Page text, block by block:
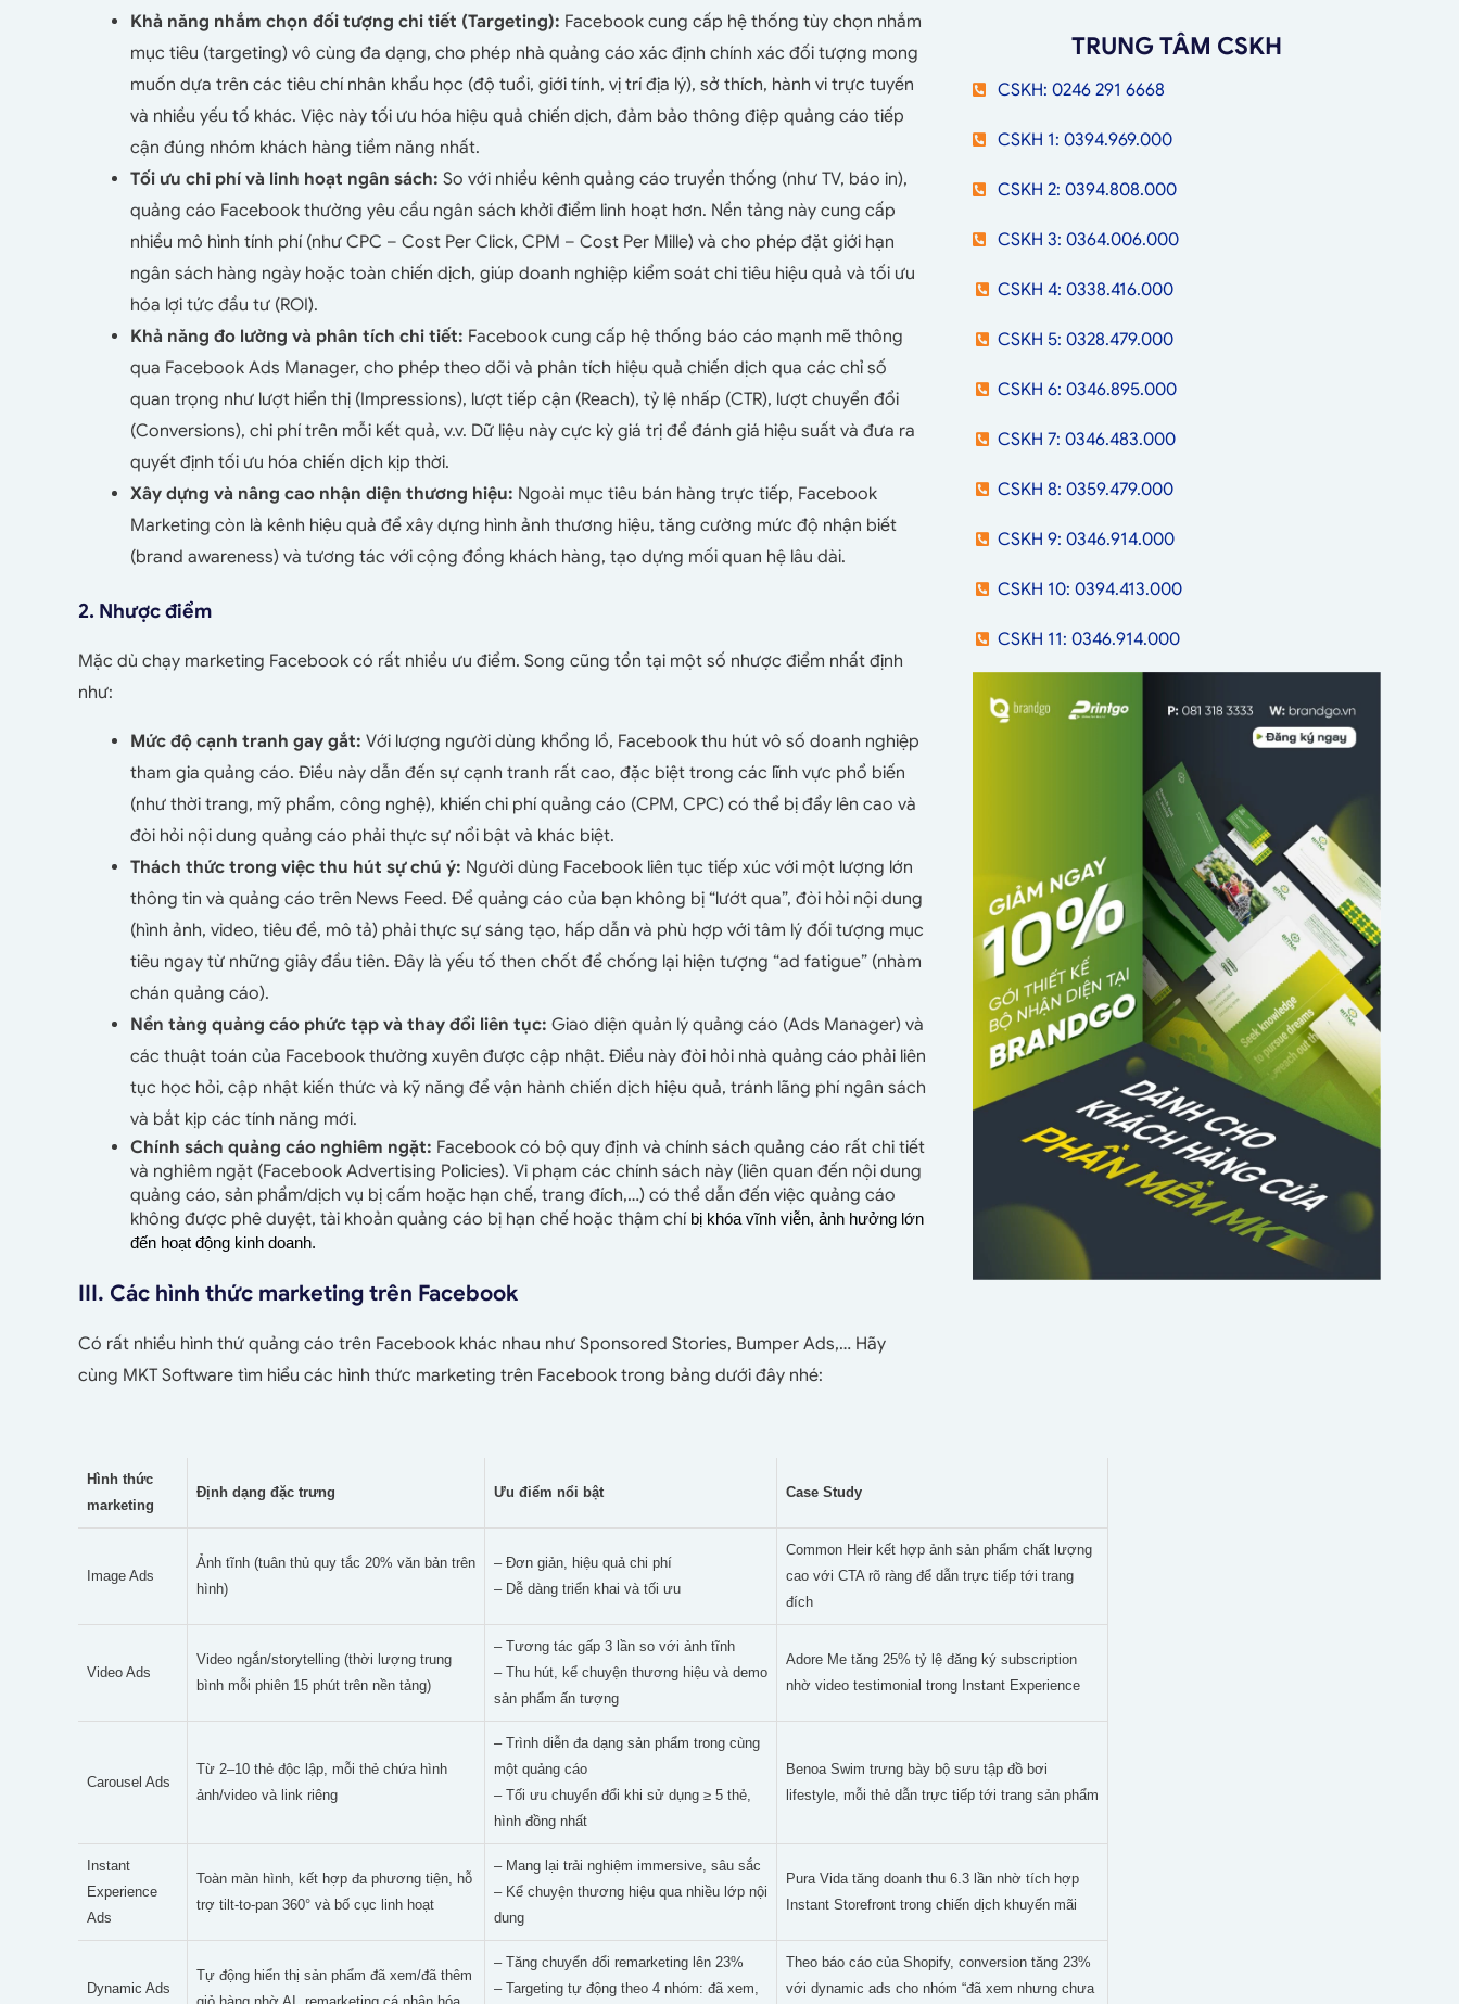
Khả năng nhắm chọn đối tượng chi tiết (Targeting): Facebook cung cấp hệ thống tùy chọn nhắm
mục tiêu (targeting) vô cùng đa dạng, cho phép nhà quảng cáo xác định chính xác đối tượng mong
muốn dựa trên các tiêu chí nhân khẩu học (độ tuổi, giới tính, vị trí địa lý), sở thích, hành vi trực tuyến
và nhiều yếu tố khác. Việc này tối ưu hóa hiệu quả chiến dịch, đảm bảo thông điệp quảng cáo tiếp
cận đúng nhóm khách hàng tiềm năng nhất.
Tối ưu chi phí và linh hoạt ngân sách: So với nhiều kênh quảng cáo truyền thống (như TV, báo in),
quảng cáo Facebook thường yêu cầu ngân sách khởi điểm linh hoạt hơn. Nền tảng này cung cấp
nhiều mô hình tính phí (như CPC – Cost Per Click, CPM – Cost Per Mille) và cho phép đặt giới hạn
ngân sách hàng ngày hoặc toàn chiến dịch, giúp doanh nghiệp kiểm soát chi tiêu hiệu quả và tối ưu
hóa lợi tức đầu tư (ROI).
Khả năng đo lường và phân tích chi tiết: Facebook cung cấp hệ thống báo cáo mạnh mẽ thông
qua Facebook Ads Manager, cho phép theo dõi và phân tích hiệu quả chiến dịch qua các chỉ số
quan trọng như lượt hiển thị (Impressions), lượt tiếp cận (Reach), tỷ lệ nhấp (CTR), lượt chuyển đổi
(Conversions), chi phí trên mỗi kết quả, v.v. Dữ liệu này cực kỳ giá trị để đánh giá hiệu suất và đưa ra
quyết định tối ưu hóa chiến dịch kịp thời.
Xây dựng và nâng cao nhận diện thương hiệu: Ngoài mục tiêu bán hàng trực tiếp, Facebook
Marketing còn là kênh hiệu quả để xây dựng hình ảnh thương hiệu, tăng cường mức độ nhận biết
(brand awareness) và tương tác với cộng đồng khách hàng, tạo dựng mối quan hệ lâu dài.
2. Nhược điểm
Mặc dù chạy marketing Facebook có rất nhiều ưu điểm. Song cũng tồn tại một số nhược điểm nhất định
như:
Mức độ cạnh tranh gay gắt: Với lượng người dùng khổng lồ, Facebook thu hút vô số doanh nghiệp
tham gia quảng cáo. Điều này dẫn đến sự cạnh tranh rất cao, đặc biệt trong các lĩnh vực phổ biến
(như thời trang, mỹ phẩm, công nghệ), khiến chi phí quảng cáo (CPM, CPC) có thể bị đẩy lên cao và
đòi hỏi nội dung quảng cáo phải thực sự nổi bật và khác biệt.
Thách thức trong việc thu hút sự chú ý: Người dùng Facebook liên tục tiếp xúc với một lượng lớn
thông tin và quảng cáo trên News Feed. Để quảng cáo của bạn không bị “lướt qua”, đòi hỏi nội dung
(hình ảnh, video, tiêu đề, mô tả) phải thực sự sáng tạo, hấp dẫn và phù hợp với tâm lý đối tượng mục
tiêu ngay từ những giây đầu tiên. Đây là yếu tố then chốt để chống lại hiện tượng “ad fatigue” (nhàm
chán quảng cáo).
Nền tảng quảng cáo phức tạp và thay đổi liên tục: Giao diện quản lý quảng cáo (Ads Manager) và
các thuật toán của Facebook thường xuyên được cập nhật. Điều này đòi hỏi nhà quảng cáo phải liên
tục học hỏi, cập nhật kiến thức và kỹ năng để vận hành chiến dịch hiệu quả, tránh lãng phí ngân sách
và bắt kịp các tính năng mới.
Chính sách quảng cáo nghiêm ngặt: Facebook có bộ quy định và chính sách quảng cáo rất chi tiết
và nghiêm ngặt (Facebook Advertising Policies). Vi phạm các chính sách này (liên quan đến nội dung
quảng cáo, sản phẩm/dịch vụ bị cấm hoặc hạn chế, trang đích,…) có thể dẫn đến việc quảng cáo
không được phê duyệt, tài khoản quảng cáo bị hạn chế hoặc thậm chí bị khóa vĩnh viễn, ảnh hưởng lớn
đến hoạt động kinh doanh.
III. Các hình thức marketing trên Facebook
Có rất nhiều hình thứ quảng cáo trên Facebook khác nhau như Sponsored Stories, Bumper Ads,… Hãy
cùng MKT Software tìm hiểu các hình thức marketing trên Facebook trong bảng dưới đây nhé:
Hình thức
marketing
Định dạng đặc trưng Ưu điểm nổi bật Case Study
Image Ads
Ảnh tĩnh (tuân thủ quy tắc 20% văn bản trên
hình)
– Đơn giản, hiệu quả chi phí
– Dễ dàng triển khai và tối ưu
Common Heir kết hợp ảnh sản phẩm chất lượng
cao với CTA rõ ràng để dẫn trực tiếp tới trang
đích
Video Ads
Video ngắn/storytelling (thời lượng trung
bình mỗi phiên 15 phút trên nền tảng)
– Tương tác gấp 3 lần so với ảnh tĩnh
– Thu hút, kể chuyện thương hiệu và demo
sản phẩm ấn tượng
Adore Me tăng 25% tỷ lệ đăng ký subscription
nhờ video testimonial trong Instant Experience
Carousel Ads
Từ 2–10 thẻ độc lập, mỗi thẻ chứa hình
ảnh/video và link riêng
– Trình diễn đa dạng sản phẩm trong cùng
một quảng cáo
– Tối ưu chuyển đổi khi sử dụng ≥ 5 thẻ,
hình đồng nhất
Benoa Swim trưng bày bộ sưu tập đồ bơi
lifestyle, mỗi thẻ dẫn trực tiếp tới trang sản phẩm
Instant
Experience
Ads
Toàn màn hình, kết hợp đa phương tiện, hỗ
trợ tilt-to-pan 360° và bố cục linh hoạt
– Mang lại trải nghiệm immersive, sâu sắc
– Kể chuyện thương hiệu qua nhiều lớp nội
dung
Pura Vida tăng doanh thu 6.3 lần nhờ tích hợp
Instant Storefront trong chiến dịch khuyến mãi
Dynamic Ads
Tự động hiển thị sản phẩm đã xem/đã thêm
– Tăng chuyển đổi remarketing lên 23%
– Targeting tự động theo 4 nhóm: đã xem,
Theo báo cáo của Shopify, conversion tăng 23%
với dynamic ads cho nhóm “đã xem nhưng chưa
TRUNG TÂM CSKH
CSKH: 0246 291 6668
CSKH 1: 0394.969.000
CSKH 2: 0394.808.000
CSKH 3: 0364.006.000
CSKH 4: 0338.416.000
CSKH 5: 0328.479.000
CSKH 6: 0346.895.000
CSKH 7: 0346.483.000
CSKH 8: 0359.479.000
CSKH 9: 0346.914.000
CSKH 10: 0394.413.000
CSKH 11: 0346.914.000